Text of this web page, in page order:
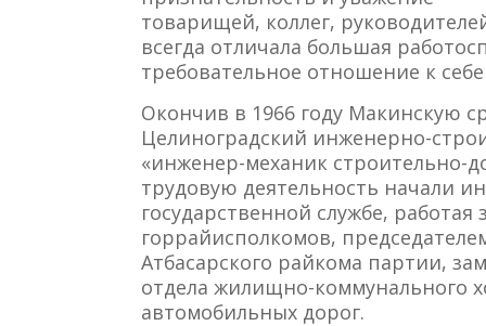
товарищей, коллег,
всегда отличала большая
требовательное отношение к
Окончив в 1966 году Макинскую
Целиноградский инженерно-
«инженер-механик
трудовую деятельность начали
государственной службе,
горрайисполкомов,
Атбасарского райкома партии,
отдела жилищно-коммунального
автомобильных дорог.